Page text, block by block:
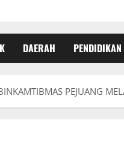
DAERAH PENDIDIKAN
PEJUANG